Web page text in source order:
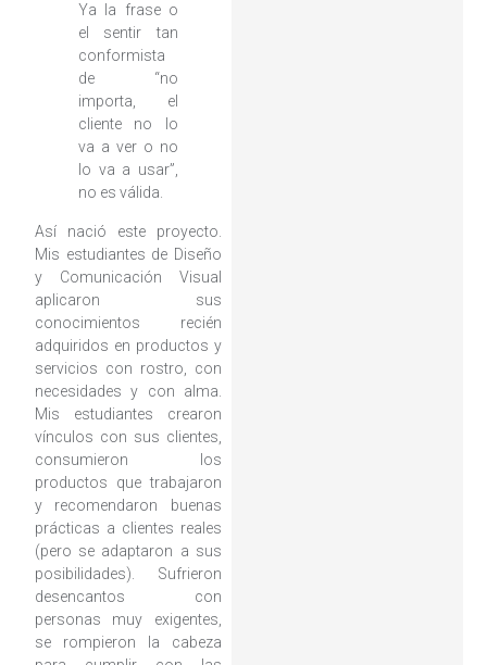
Ya la frase o
el sentir tan
conformista
de “no
importa, el
cliente no lo
va a ver o no
lo va a usar”,
no es válida.
Así nació este proyecto.
Mis estudiantes de Diseño
y Comunicación Visual
aplicaron sus
conocimientos recién
adquiridos en productos y
servicios con rostro, con
necesidades y con alma.
Mis estudiantes crearon
vínculos con sus clientes,
consumieron los
productos que trabajaron
y recomendaron buenas
prácticas a clientes reales
(pero se adaptaron a sus
posibilidades). Sufrieron
desencantos con
personas muy exigentes,
se rompieron la cabeza